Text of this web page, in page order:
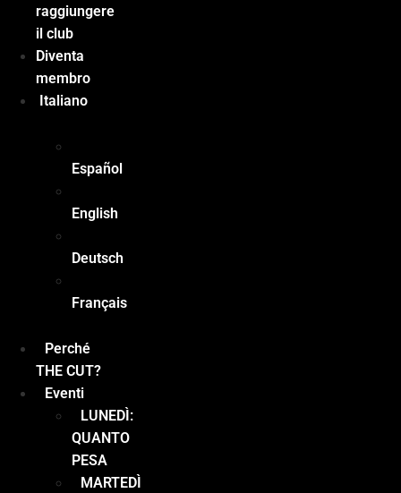
raggiungere
il club
Diventa
membro
Italiano
Español
English
Deutsch
Français
Perché
THE CUT?
Eventi
LUNEDÌ:
QUANTO
PESA
MARTEDÌ